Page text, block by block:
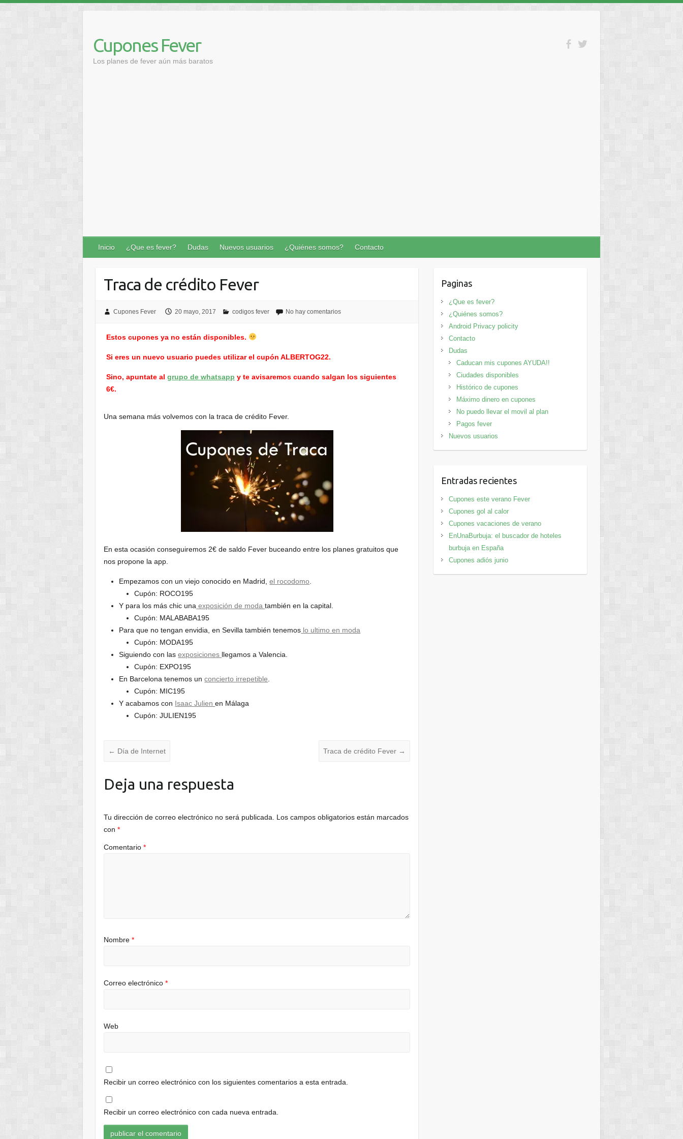
contenido
Cupones Fever
Los planes de fever aún más baratos
Inicio ¿Que es fever? Dudas Nuevos usuarios ¿Quiénes somos? Contacto
Traca de crédito Fever
Cupones Fever 20 mayo, 2017 codigos fever No hay comentarios
Estos cupones ya no están disponibles.
Si eres un nuevo usuario puedes utilizar el cupón ALBERTOG22.
Sino, apuntate algrupo de whatsapp y te avisaremos cuando salgan los siguientes
6€.
Una semana más volvemos con la traca de crédito Fever.
En esta ocasión conseguiremos 2€ de saldo Fever buceando entre los planes gratuitos que
nos propone la app.
Empezamos con un viejo conocido en Madrid,el rocodomo.
Cupón: ROCO195
Y para los más chic una exposición de modatambién en la capital.
Cupón: MALABABA195
Para que no tengan envidia, en Sevilla también tenemos lo ultimo en moda
Cupón: MODA195
Siguiendo con lasexposiciones llegamos a Valencia.
Cupón: EXPO195
En Barcelona tenemos unconcierto irrepetible.
Cupón: MIC195
Y acabamos con Isaac Julienen Málaga
Cupón: JULIEN195
← Día de Internet Traca de crédito Fever →
Deja una respuesta
Tu dirección de correo electrónico no será publicada.
Los campos obligatorios están marcados
con*
Comentario*
Nombre*
Correo electrónico*
Web
Recibir un correo electrónico con los siguientes comentarios a esta entrada.
Recibir un correo electrónico con cada nueva entrada.
Paginas
¿Que es fever?
¿Quiénes somos?
Android Privacy policity
Contacto
Dudas
Caducan mis cupones AYUDA!!
Ciudades disponibles
Histórico de cupones
Máximo dinero en cupones
No puedo llevar el movil al plan
Pagos fever
Nuevos usuarios
Entradas recientes
Cupones este verano Fever
Cupones gol al calor
Cupones vacaciones de verano
EnUnaBurbuja: el buscador de hoteles
burbuja en España
Cupones adiós junio